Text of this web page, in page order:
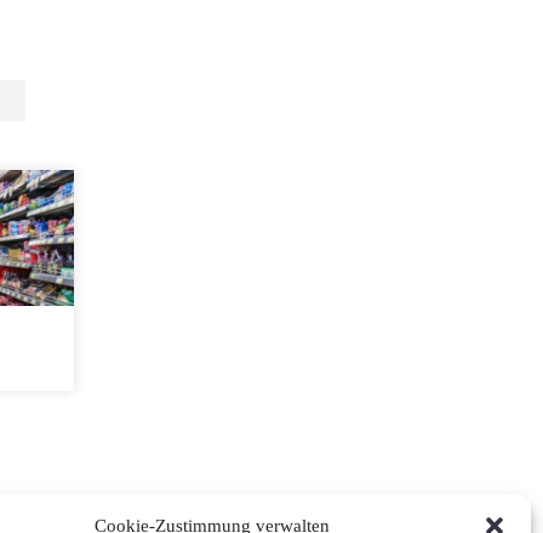
Cookie-Zustimmung verwalten